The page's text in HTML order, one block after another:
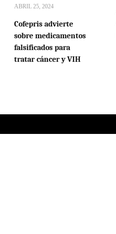
ABRIL 25, 2024
Cofepris advierte
sobre medicamentos
falsificados para
tratar cáncer y VIH